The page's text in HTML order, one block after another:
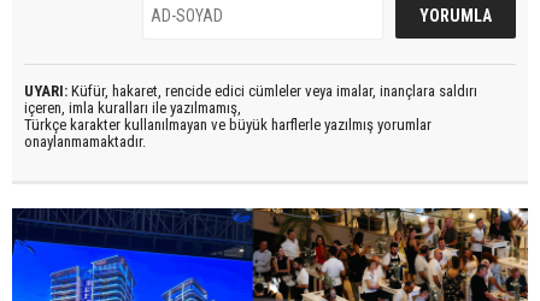
UYARI: Küfür, hakaret, rencide edici cümleler veya imalar, inançlara saldırı
içeren, imla kuralları ile yazılmamış,
Türkçe karakter kullanılmayan ve büyük harflerle yazılmış yorumlar
onaylanmamaktadır.